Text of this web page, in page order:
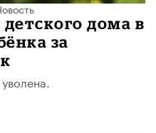
дома в
за